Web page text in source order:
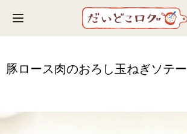
Toggle navigation
豚ロース肉のおろし玉ねぎソテー